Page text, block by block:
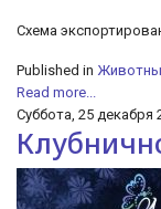
Схема
Published in
Read more...
Суббота, 25 декабря